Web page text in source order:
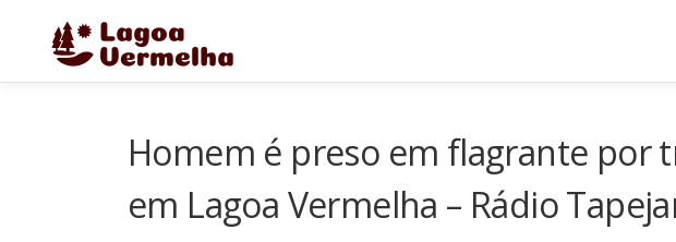
conteúdo
Homem é preso em flagrante por
em Lagoa Vermelha – Rádio